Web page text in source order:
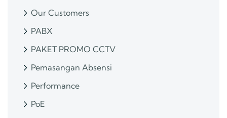
Our Customers
PABX
PAKET PROMO CCTV
Pemasangan Absensi
Performance
PoE